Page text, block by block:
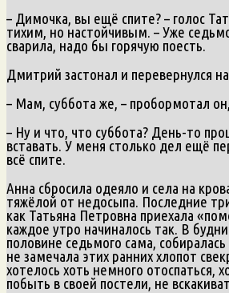
– Димочка, вы ещё спите? – голос
тихим, но настойчивым. – Уже
сварила, надо бы горячую поесть.
Дмитрий застонал и перевернулся
– Мам, суббота же, – пробормотал
– Ну и что, что суббота? День-то
вставать. У меня столько дел ещё
всё спите.
Анна сбросила одеяло и села на
тяжёлой от недосыпа. Последние
как Татьяна Петровна приехала
каждое утро начиналось так. В
половине седьмого сама,
не замечала этих ранних хлопот
хотелось хоть немного отоспаться,
побыть в своей постели, не